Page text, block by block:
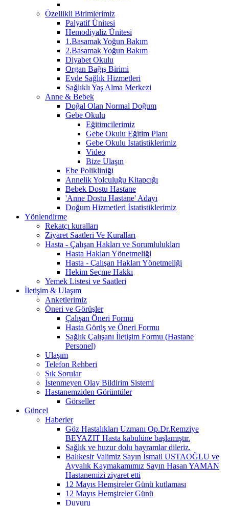
Özellikli Birimlerimiz
Palyatif Ünitesi
Hemodiyaliz Ünitesi
1.Basamak Yoğun Bakım
2.Basamak Yoğun Bakım
Diyabet Okulu
Organ Bağış Birimi
Evde Sağlık Hizmetleri
Sağlıklı Yaş Alma Merkezi
Anne & Bebek
Doğal Olan Normal Doğum
Gebe Okulu
Eğitimcilerimiz
Gebe Okulu Eğitim Planı
Gebe Okulu İstatistiklerimiz
Video
Bize Ulaşın
Ebe Polikliniği
Annelik Yolculuğu Kitapcığı
Bebek Dostu Hastane
'Anne Dostu Hastane' Adayı
Doğum Hizmetleri İstatistiklerimiz
Yönlendirme
Rekatçı kuralları
Ziyaret Saatleri Ve Kuralları
Hasta - Çalışan Hakları ve Sorumlulukları
Hasta Hakları Yönetmeliği
Hasta - Çalışan Hakları Yönetmeliği
Hekim Seçme Hakkı
Yemek Listesi ve Saatleri
İletişim & Ulaşım
Anketlerimiz
Öneri ve Görüşler
Çalışan Öneri Formu
Hasta Görüş ve Öneri Formu
Sağlık Çalışanı İletişim Formu (Hastane
Personel)
Ulaşım
Telefon Rehberi
Sık Sorular
İstenmeyen Olay Bildirim Sistemi
Hastanemziden Görüntüler
Görseller
Güncel
Haberler
Göz Hastalıkları Uzmanı Op.Dr.Remziye
BEYAZIT Hasta kabulüne başlamıştır.
Sağlık ve huzur dolu bayramlar dileriz.
Balıkesir Valimiz Sayın İsmail USTAOĞLU ve
Ayvalık Kaymakamımız Sayın Hasan YAMAN
Hastanemizi ziyaret etti
12 Mayıs Hemşireler Günü kutlaması
12 Mayıs Hemşireler Günü
Duyuru